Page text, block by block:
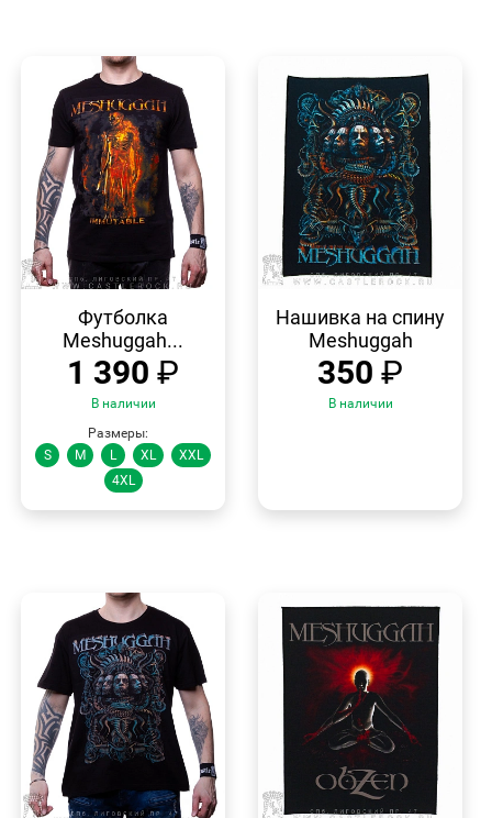
ПРОСМОТР
Футболка
Meshuggah...
1 390 ₽
В наличии
Размеры:
S
M L XL
XXL
4XL
ПРОСМОТР
Нашивка на спину
Meshuggah
350 ₽
В наличии